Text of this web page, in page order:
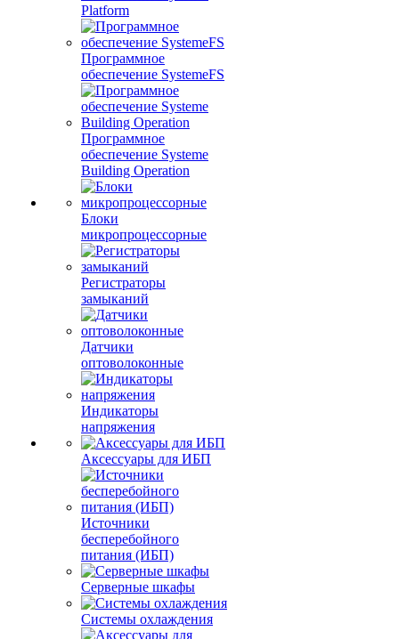
Platform
Программное
обеспечение SystemeFS
Программное
обеспечение Systeme
Building Operation
Блоки
микропроцессорные
Регистраторы
замыканий
Датчики
оптоволоконные
Индикаторы
напряжения
Аксессуары для ИБП
Источники
бесперебойного
питания (ИБП)
Серверные шкафы
Системы охлаждения